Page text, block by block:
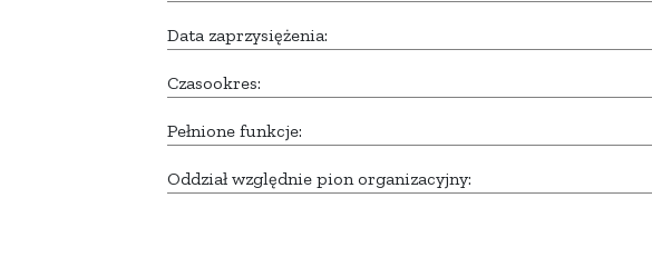
Data zaprzysiężenia:
Czasookres:
Pełnione funkcje:
Oddział względnie pion organizacyjny: